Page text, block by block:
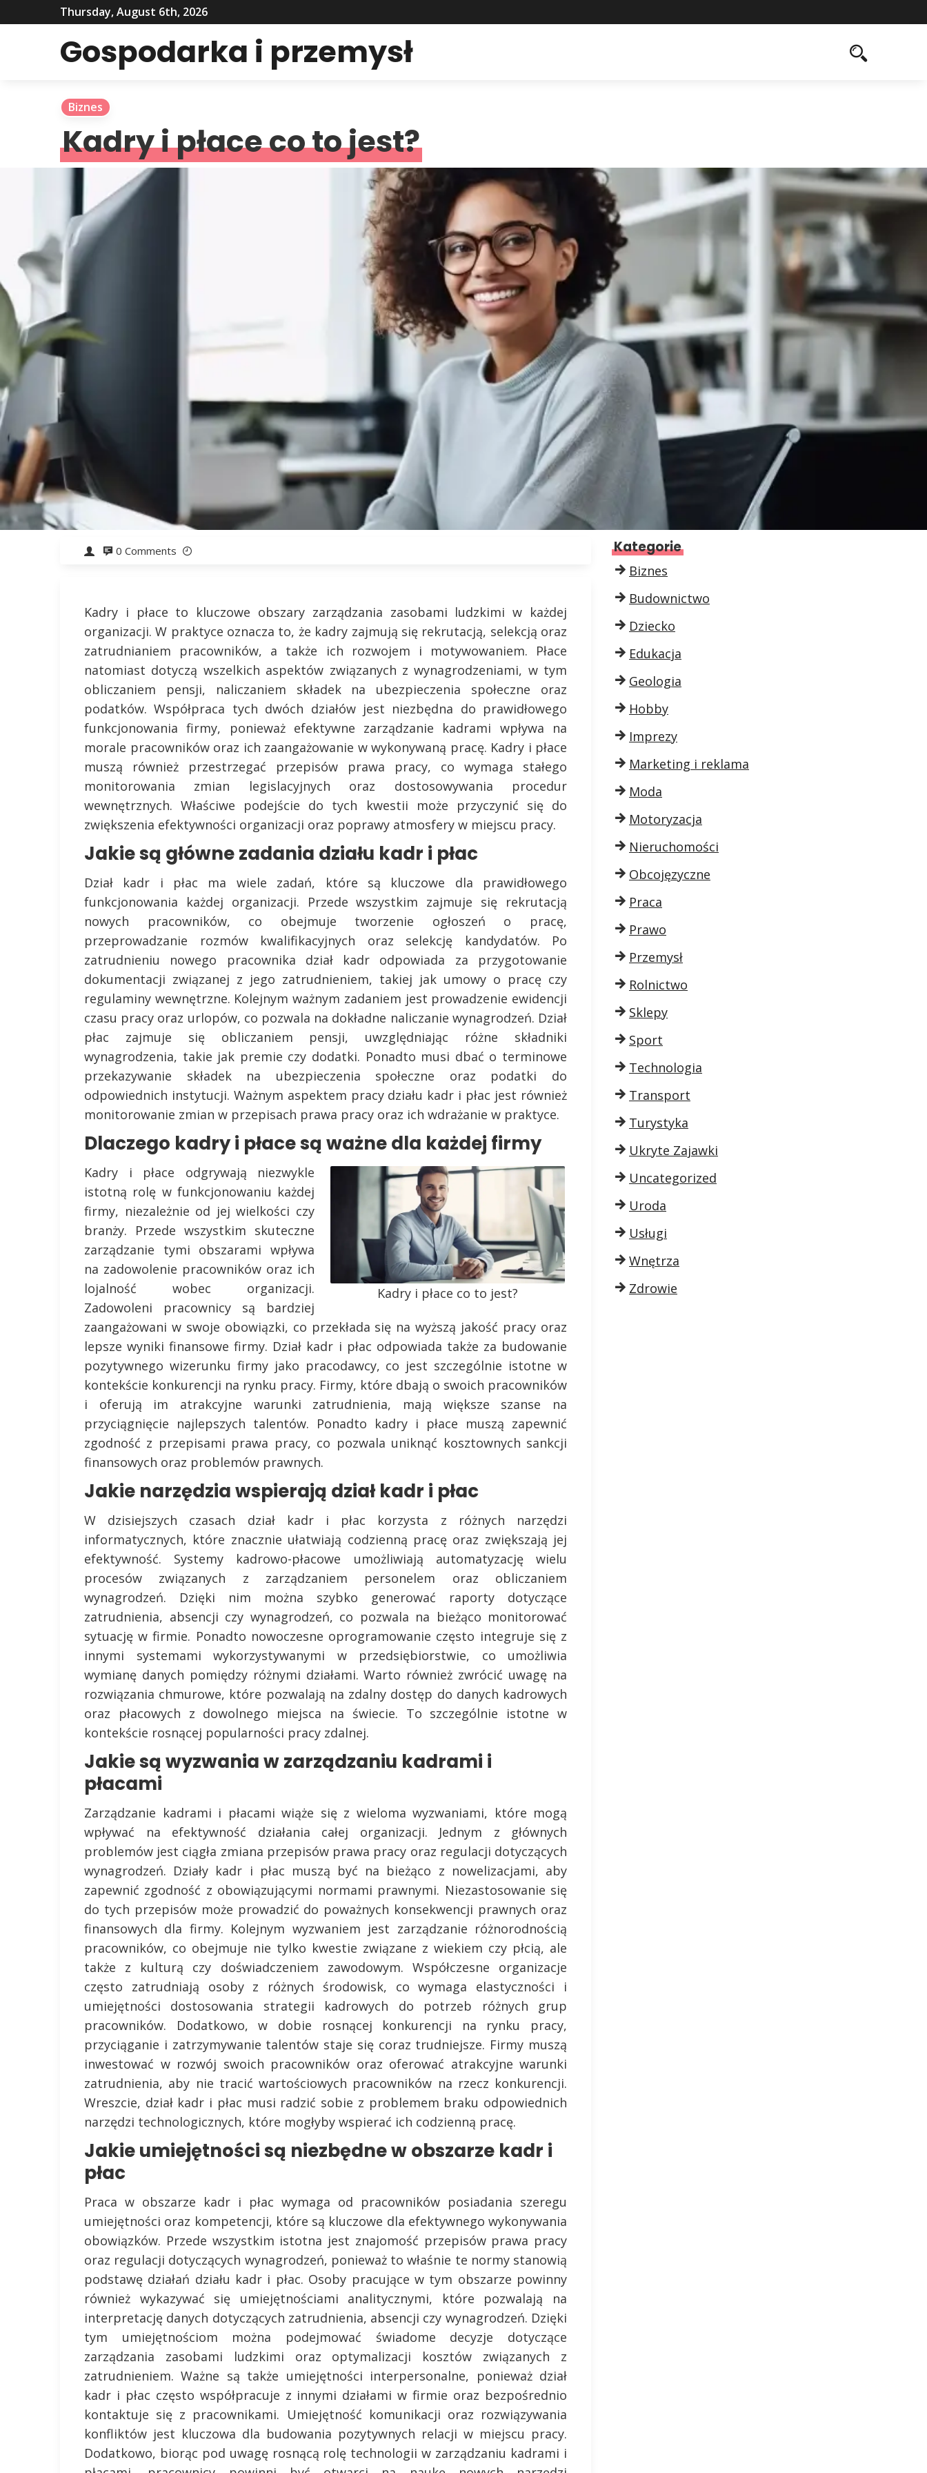
Thursday, August 6th, 2026
Gospodarka i przemysł
Biznes
Kadry i płace co to jest?
0 Comments
Kadry i płace to kluczowe obszary zarządzania zasobami ludzkimi w każdej
organizacji. W praktyce oznacza to, że kadry zajmują się rekrutacją, selekcją oraz
zatrudnianiem pracowników, a także ich rozwojem i motywowaniem. Płace
natomiast dotyczą wszelkich aspektów związanych z wynagrodzeniami, w tym
obliczaniem pensji, naliczaniem składek na ubezpieczenia społeczne oraz
podatków. Współpraca tych dwóch działów jest niezbędna do prawidłowego
funkcjonowania firmy, ponieważ efektywne zarządzanie kadrami wpływa na
morale pracowników oraz ich zaangażowanie w wykonywaną pracę. Kadry i płace
muszą również przestrzegać przepisów prawa pracy, co wymaga stałego
monitorowania zmian legislacyjnych oraz dostosowywania procedur
wewnętrznych. Właściwe podejście do tych kwestii może przyczynić się do
zwiększenia efektywności organizacji oraz poprawy atmosfery w miejscu pracy.
Jakie są główne zadania działu kadr i płac
Dział kadr i płac ma wiele zadań, które są kluczowe dla prawidłowego
funkcjonowania każdej organizacji. Przede wszystkim zajmuje się rekrutacją
nowych pracowników, co obejmuje tworzenie ogłoszeń o pracę,
przeprowadzanie rozmów kwalifikacyjnych oraz selekcję kandydatów. Po
zatrudnieniu nowego pracownika dział kadr odpowiada za przygotowanie
dokumentacji związanej z jego zatrudnieniem, takiej jak umowy o pracę czy
regulaminy wewnętrzne. Kolejnym ważnym zadaniem jest prowadzenie ewidencji
czasu pracy oraz urlopów, co pozwala na dokładne naliczanie wynagrodzeń. Dział
płac zajmuje się obliczaniem pensji, uwzględniając różne składniki
wynagrodzenia, takie jak premie czy dodatki. Ponadto musi dbać o terminowe
przekazywanie składek na ubezpieczenia społeczne oraz podatki do
odpowiednich instytucji. Ważnym aspektem pracy działu kadr i płac jest również
monitorowanie zmian w przepisach prawa pracy oraz ich wdrażanie w praktyce.
Dlaczego kadry i płace są ważne dla każdej firmy
Kadry i płace co to jest?
Kadry i płace odgrywają niezwykle
istotną rolę w funkcjonowaniu każdej
firmy, niezależnie od jej wielkości czy
branży. Przede wszystkim skuteczne
zarządzanie tymi obszarami wpływa
na zadowolenie pracowników oraz ich
lojalność wobec organizacji.
Zadowoleni pracownicy są bardziej
zaangażowani w swoje obowiązki, co przekłada się na wyższą jakość pracy oraz
lepsze wyniki finansowe firmy. Dział kadr i płac odpowiada także za budowanie
pozytywnego wizerunku firmy jako pracodawcy, co jest szczególnie istotne w
kontekście konkurencji na rynku pracy. Firmy, które dbają o swoich pracowników
i oferują im atrakcyjne warunki zatrudnienia, mają większe szanse na
przyciągnięcie najlepszych talentów. Ponadto kadry i płace muszą zapewnić
zgodność z przepisami prawa pracy, co pozwala uniknąć kosztownych sankcji
finansowych oraz problemów prawnych.
Jakie narzędzia wspierają dział kadr i płac
W dzisiejszych czasach dział kadr i płac korzysta z różnych narzędzi
informatycznych, które znacznie ułatwiają codzienną pracę oraz zwiększają jej
efektywność. Systemy kadrowo-płacowe umożliwiają automatyzację wielu
procesów związanych z zarządzaniem personelem oraz obliczaniem
wynagrodzeń. Dzięki nim można szybko generować raporty dotyczące
zatrudnienia, absencji czy wynagrodzeń, co pozwala na bieżąco monitorować
sytuację w firmie. Ponadto nowoczesne oprogramowanie często integruje się z
innymi systemami wykorzystywanymi w przedsiębiorstwie, co umożliwia
wymianę danych pomiędzy różnymi działami. Warto również zwrócić uwagę na
rozwiązania chmurowe, które pozwalają na zdalny dostęp do danych kadrowych
oraz płacowych z dowolnego miejsca na świecie. To szczególnie istotne w
kontekście rosnącej popularności pracy zdalnej.
Jakie są wyzwania w zarządzaniu kadrami i
płacami
Zarządzanie kadrami i płacami wiąże się z wieloma wyzwaniami, które mogą
wpływać na efektywność działania całej organizacji. Jednym z głównych
problemów jest ciągła zmiana przepisów prawa pracy oraz regulacji dotyczących
wynagrodzeń. Działy kadr i płac muszą być na bieżąco z nowelizacjami, aby
zapewnić zgodność z obowiązującymi normami prawnymi. Niezastosowanie się
do tych przepisów może prowadzić do poważnych konsekwencji prawnych oraz
finansowych dla firmy. Kolejnym wyzwaniem jest zarządzanie różnorodnością
pracowników, co obejmuje nie tylko kwestie związane z wiekiem czy płcią, ale
także z kulturą czy doświadczeniem zawodowym. Współczesne organizacje
często zatrudniają osoby z różnych środowisk, co wymaga elastyczności i
umiejętności dostosowania strategii kadrowych do potrzeb różnych grup
pracowników. Dodatkowo, w dobie rosnącej konkurencji na rynku pracy,
przyciąganie i zatrzymywanie talentów staje się coraz trudniejsze. Firmy muszą
inwestować w rozwój swoich pracowników oraz oferować atrakcyjne warunki
zatrudnienia, aby nie tracić wartościowych pracowników na rzecz konkurencji.
Wreszcie, dział kadr i płac musi radzić sobie z problemem braku odpowiednich
narzędzi technologicznych, które mogłyby wspierać ich codzienną pracę.
Jakie umiejętności są niezbędne w obszarze kadr i
płac
Praca w obszarze kadr i płac wymaga od pracowników posiadania szeregu
umiejętności oraz kompetencji, które są kluczowe dla efektywnego wykonywania
obowiązków. Przede wszystkim istotna jest znajomość przepisów prawa pracy
oraz regulacji dotyczących wynagrodzeń, ponieważ to właśnie te normy stanowią
podstawę działań działu kadr i płac. Osoby pracujące w tym obszarze powinny
również wykazywać się umiejętnościami analitycznymi, które pozwalają na
interpretację danych dotyczących zatrudnienia, absencji czy wynagrodzeń. Dzięki
tym umiejętnościom można podejmować świadome decyzje dotyczące
zarządzania zasobami ludzkimi oraz optymalizacji kosztów związanych z
zatrudnieniem. Ważne są także umiejętności interpersonalne, ponieważ dział
kadr i płac często współpracuje z innymi działami w firmie oraz bezpośrednio
kontaktuje się z pracownikami. Umiejętność komunikacji oraz rozwiązywania
konfliktów jest kluczowa dla budowania pozytywnych relacji w miejscu pracy.
Dodatkowo, biorąc pod uwagę rosnącą rolę technologii w zarządzaniu kadrami i
Kategorie
Biznes
Budownictwo
Dziecko
Edukacja
Geologia
Hobby
Imprezy
Marketing i reklama
Moda
Motoryzacja
Nieruchomości
Obcojęzyczne
Praca
Prawo
Przemysł
Rolnictwo
Sklepy
Sport
Technologia
Transport
Turystyka
Ukryte Zajawki
Uncategorized
Uroda
Usługi
Wnętrza
Zdrowie